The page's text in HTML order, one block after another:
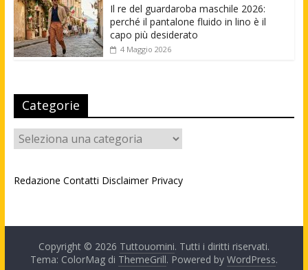
Il re del guardaroba maschile 2026:
perché il pantalone fluido in lino è il
capo più desiderato
4 Maggio 2026
Categorie
Categorie
Redazione Contatti Disclaimer Privacy
Copyright © 2026 Tuttouomini. Tutti i diritti riservati.
Tema: ColorMag di ThemeGrill. Powered by WordPress.